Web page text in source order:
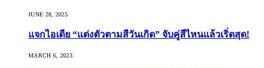
JUNE 28, 2025
แจกไอเดีย “แต่งตัวตามสีวันเกิด” จับคู่สีไหนแล้วเริ่ดสุด!
MARCH 6, 2023